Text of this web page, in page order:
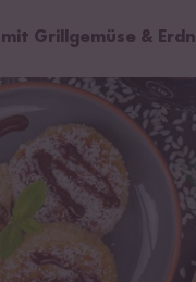
Grillgemüse &